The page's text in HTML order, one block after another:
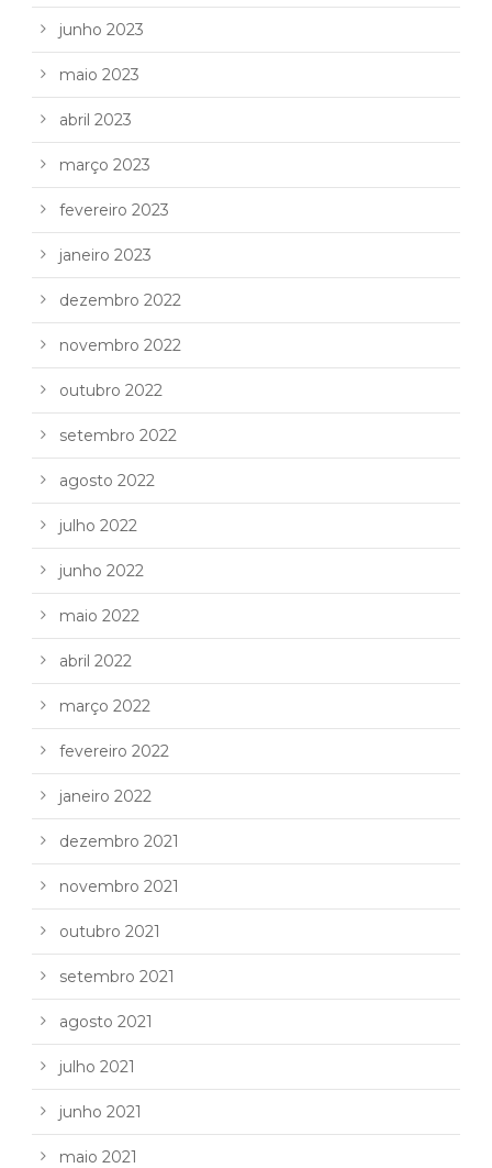
junho 2023
maio 2023
abril 2023
março 2023
fevereiro 2023
janeiro 2023
dezembro 2022
novembro 2022
outubro 2022
setembro 2022
agosto 2022
julho 2022
junho 2022
maio 2022
abril 2022
março 2022
fevereiro 2022
janeiro 2022
dezembro 2021
novembro 2021
outubro 2021
setembro 2021
agosto 2021
julho 2021
junho 2021
maio 2021